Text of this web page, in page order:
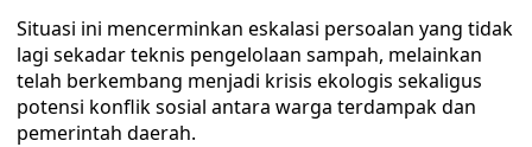
Situasi ini mencerminkan eskalasi persoalan yang tidak
lagi sekadar teknis pengelolaan sampah, melainkan
telah berkembang menjadi krisis ekologis sekaligus
potensi konflik sosial antara warga terdampak dan
pemerintah daerah.